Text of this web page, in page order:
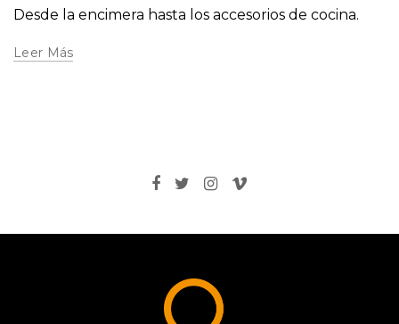
Desde la encimera hasta los accesorios de cocina.
Leer Más